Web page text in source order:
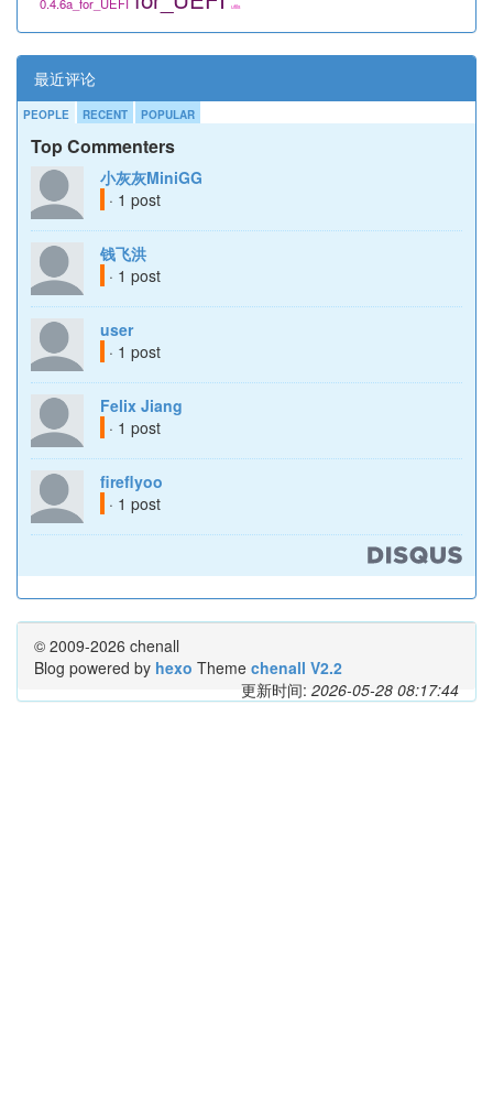
utils
最近评论
PEOPLE RECENT POPULAR
Top Commenters
小灰灰MiniGG
· 1 post
钱飞洪
· 1 post
user
· 1 post
Felix Jiang
· 1 post
fireflyoo
· 1 post
© 2009-2026 chenall
Blog powered by hexo Theme chenall V2.2
更新时间: 2026-05-28 08:17:44